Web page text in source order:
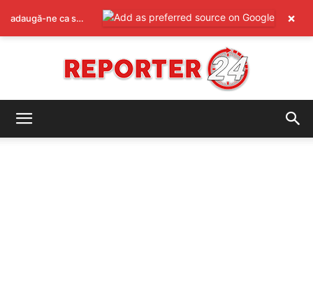
adaugă-ne ca sursă preferată pe Google ×